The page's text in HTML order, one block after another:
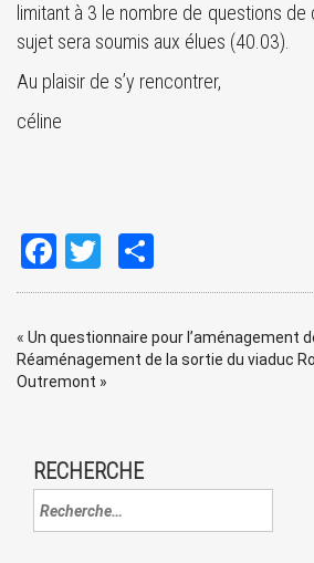
limitant à 3 le nombre de questions
sujet sera soumis aux élues (40.03).
Au plaisir de s’y rencontrer,
céline
FacebookTwitter
« Un questionnaire pour l’aménagement
Réaménagement de la sortie du viaduc
Outremont »
RECHERCHE